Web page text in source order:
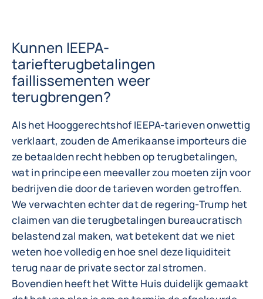
Kunnen IEEPA-
tariefterugbetalingen
faillissementen weer
terugbrengen?
Als het Hooggerechtshof IEEPA-tarieven onwettig
verklaart, zouden de Amerikaanse importeurs die
ze betaalden recht hebben op terugbetalingen,
wat in principe een meevaller zou moeten zijn voor
bedrijven die door de tarieven worden getroffen.
We verwachten echter dat de regering-Trump het
claimen van die terugbetalingen bureaucratisch
belastend zal maken, wat betekent dat we niet
weten hoe volledig en hoe snel deze liquiditeit
terug naar de private sector zal stromen.
Bovendien heeft het Witte Huis duidelijk gemaakt